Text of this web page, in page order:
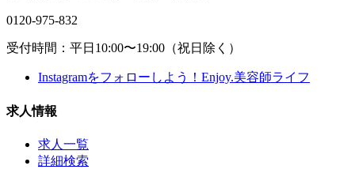
0120-975-832
受付時間：平日10:00〜19:00（祝日除く）
Instagramをフォローしよう！ Enjoy.美容師ライフ
求人情報
求人一覧
詳細検索